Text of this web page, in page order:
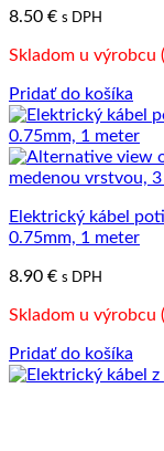
8.50 € s DPH
Skladom u výrobcu
Pridať do košíka
Elektrický kábel
0.75mm, 1 meter
8.90 € s DPH
Skladom u výrobcu
Pridať do košíka